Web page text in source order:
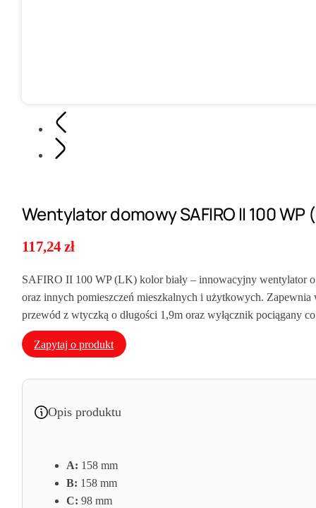
Wentylator domowy SAFIRO II 100
117,24zł
SAFIRO II 100 WP (LK) kolor biały – innowacyjny wentylator o
oraz innych pomieszczeń mieszkalnych i użytkowych.
przewód z wtyczką o długości 1,9m oraz wyłącznik pociągany
Zapytaj o produkt
Opis produktu
A: 158 mm
B: 158 mm
C: 98 mm